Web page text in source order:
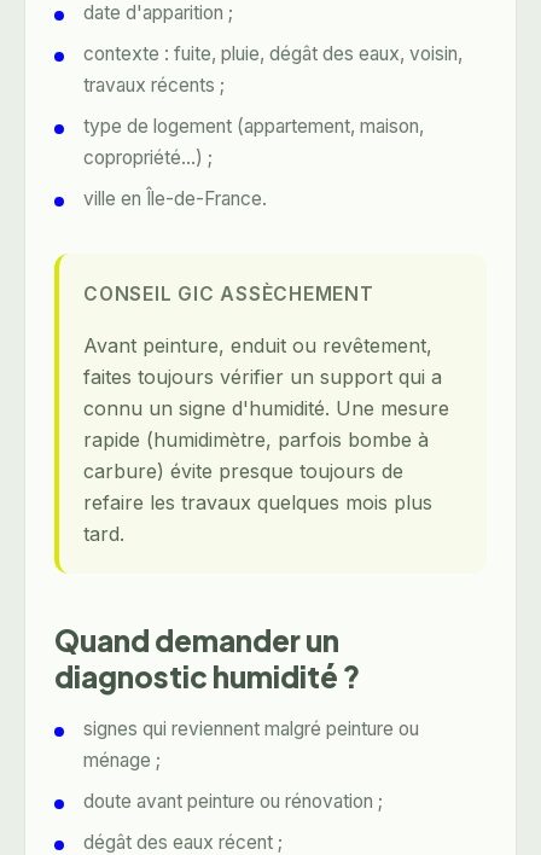
date d'apparition ;
contexte : fuite, pluie, dégât des eaux, voisin,
travaux récents ;
type de logement (appartement, maison,
copropriété…) ;
ville en Île-de-France.
CONSEIL GIC ASSÈCHEMENT
Avant peinture, enduit ou revêtement,
faites toujours vérifier un support qui a
connu un signe d'humidité. Une mesure
rapide (humidimètre, parfois bombe à
carbure) évite presque toujours de
refaire les travaux quelques mois plus
tard.
Quand demander un
diagnostic humidité ?
signes qui reviennent malgré peinture ou
ménage ;
doute avant peinture ou rénovation ;
dégât des eaux récent ;